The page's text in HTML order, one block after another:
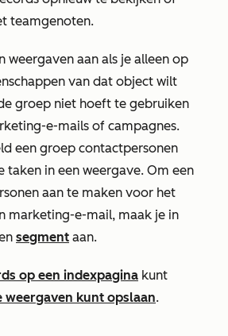
teamgenoten.
weergaven aan als je alleen op
van dat object wilt
groep niet hoeft te gebruiken
e-mails of campagnes.
een groep contactpersonen
taken in een weergave. Om een
aan te maken voor het
marketing-e-mail, maak je in
segment aan.
op een indexpagina kunt
weergaven kunt opslaan.